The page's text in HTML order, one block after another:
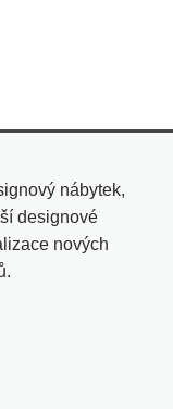
nábytek,
designové
nových